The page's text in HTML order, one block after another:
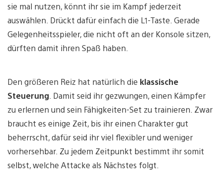
sie mal nutzen, könnt ihr sie im Kampf jederzeit
auswählen. Drückt dafür einfach die L1-Taste. Gerade
Gelegenheitsspieler, die nicht oft an der Konsole sitzen,
dürften damit ihren Spaß haben.
Den größeren Reiz hat natürlich die klassische
Steuerung . Damit seid ihr gezwungen, einen Kämpfer
zu erlernen und sein Fähigkeiten-Set zu trainieren. Zwar
braucht es einige Zeit, bis ihr einen Charakter gut
beherrscht, dafür seid ihr viel flexibler und weniger
vorhersehbar. Zu jedem Zeitpunkt bestimmt ihr somit
selbst, welche Attacke als Nächstes folgt.